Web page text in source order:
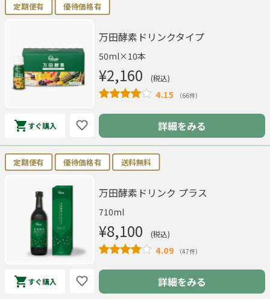
定期便有 優待価格有
万田酵素ドリンクタイプ
50ml×10本
¥2,160 (税込)
4.15 （66件）
すぐ購入 詳細をみる
定期便有 優待価格有 送料無料
万田酵素ドリンク プラス
710ml
¥8,100 (税込)
4.09 （47件）
すぐ購入 詳細をみる